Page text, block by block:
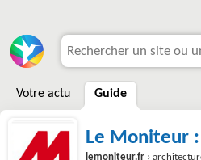
Votre actu Guide
Le Moniteur
lemoniteur.fr ›